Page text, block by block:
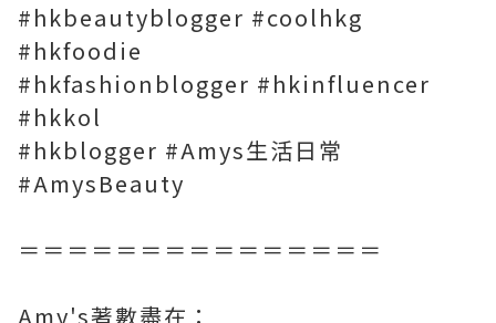
#hkbeautyblogger #coolhkg
#hkfoodie
#hkfashionblogger #hkinfluencer
#hkkol
#hkblogger #Amys生活日常
#AmysBeauty
＝＝＝＝＝＝＝＝＝＝＝＝＝＝＝
Amy's著數盡在：